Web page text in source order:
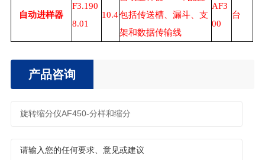
自动进样器
F3.190
8.01
10.4包括传送槽、漏斗、支
架和数据传输线
AF3
00
台
产品咨询